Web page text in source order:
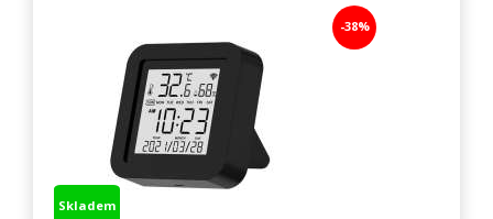
-38%
Skladem